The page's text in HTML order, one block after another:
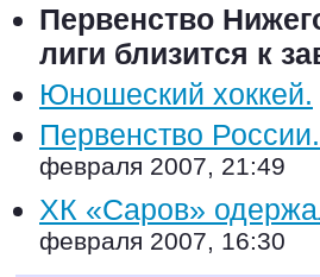
Первенство
лиги близится к
Юношеский хоккей.
Первенство
февраля 2007, 21:49
ХК «Саров»
февраля 2007, 16:30